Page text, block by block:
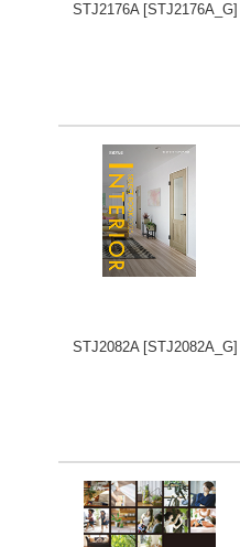
STJ2176A [STJ2176A_G]
STJ2082A [STJ2082A_G]